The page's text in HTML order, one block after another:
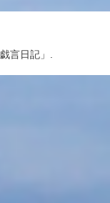
言日記」.